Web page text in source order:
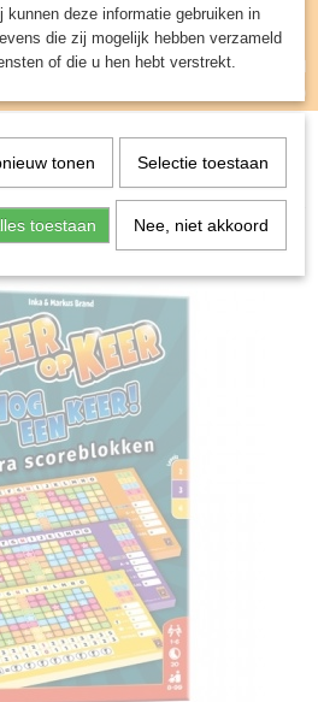
UW WINKELWAGEN
(0)
> Scoreblokken Keer op Keer
deze informatie gebruiken in
die zij mogelijk hebben verzameld
of die u hen hebt verstrekt.
tonen Selectie toestaan
toestaan Nee, niet akkoord